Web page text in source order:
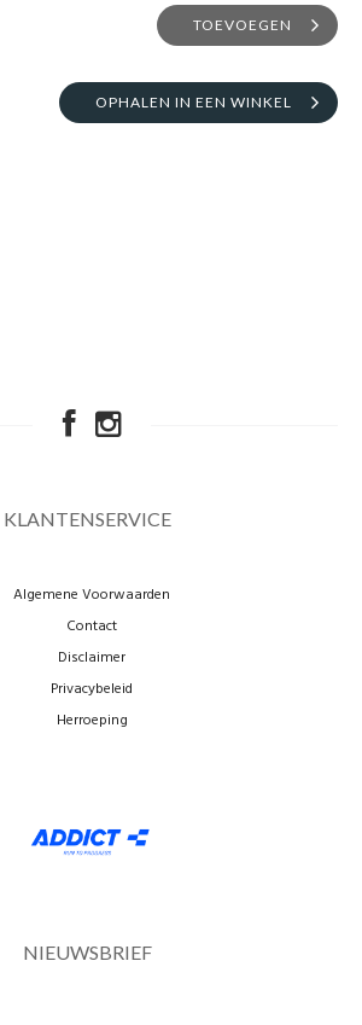
TOEVOEGEN
OPHALEN IN EEN WINKEL
KLANTENSERVICE
Algemene Voorwaarden
Contact
Disclaimer
Privacybeleid
Herroeping
NIEUWSBRIEF